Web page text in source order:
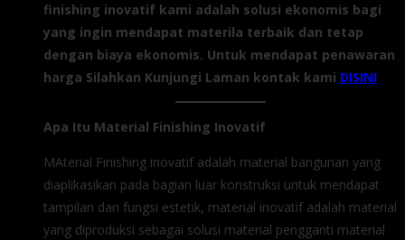
finishing inovatif kami adalah solusi ekonomis bagi
yang ingin mendapat materila terbaik dan tetap
dengan biaya ekonomis. Untuk mendapat penawaran
harga Silahkan Kunjungi Laman kontak kami DISINI
Apa Itu Material Finishing Inovatif
MAterial Finishing inovatif adalah material bangunan yang
diaplikasikan pada bagian luar konstruksi untuk mendapat
tampilan dan fungsi estetik, material inovatif adalah material
yang diproduksi sebagai solusi material pengganti material